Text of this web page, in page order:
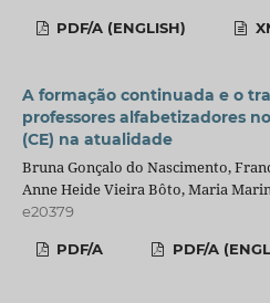
PDF/A (ENGLISH)
A formação continuada e o
professores alfabetizadores
(CE) na atualidade
Bruna Gonçalo do Nascimento,
Anne Heide Vieira Bôto, Maria
e20379
PDF/A PDF/A